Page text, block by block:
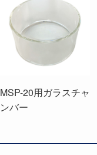
MSP-20用ガラスチャ
ンバー